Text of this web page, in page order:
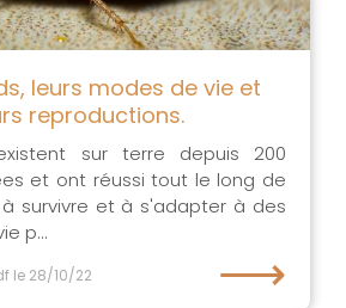
leurs modes de vie et
reproductions.
sur terre depuis 200
et ont réussi tout le long de
survivre et à s'adapter à des
p...
le 28/10/22 ⟶